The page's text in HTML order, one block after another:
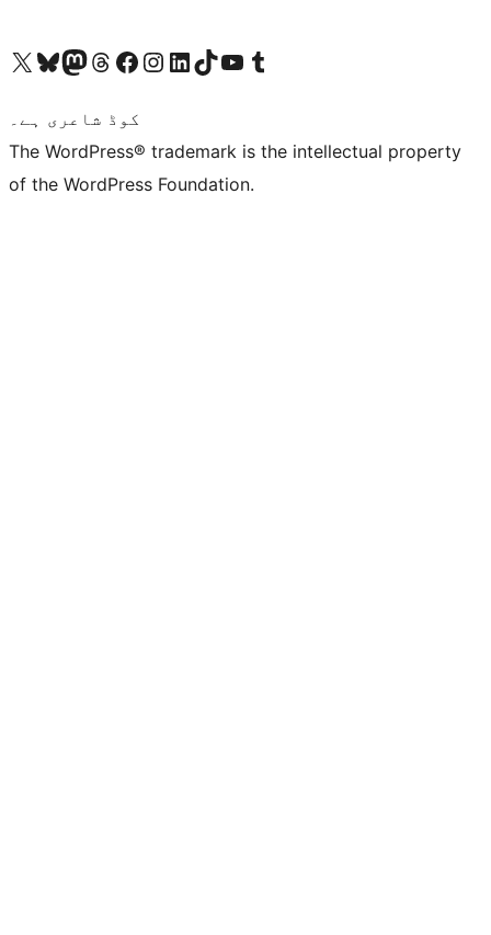
Visit our X (formerly Twitter) account
ہمارے بلیواسکائی اکاؤنٹ پر جائیں
Visit our Mastodon account
ہمارے ٹھریڈز اکاؤنٹ پر جائیں
Visit our Facebook page
Visit our Instagram account
Visit our LinkedIn account
ہمارے ٹک ٹاک اکاؤنٹ پر جائیں
Visit our YouTube channel
ہمارے ٹمبلر اکاؤنٹ پر جائیں
کوڈ شاعری ہے۔
The WordPress® trademark is the intellectual property
of the WordPress Foundation.